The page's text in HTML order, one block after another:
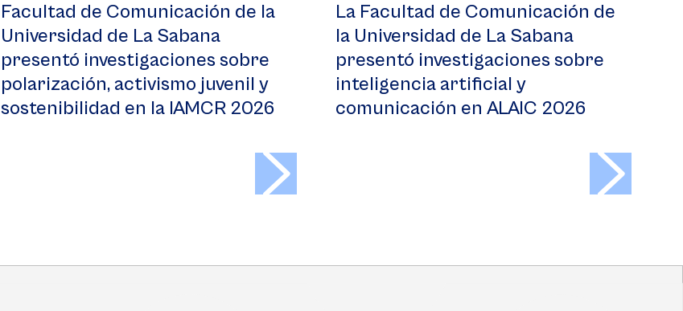
Facultad de Comunicación de la
Universidad de La Sabana
presentó investigaciones sobre
polarización, activismo juvenil y
sostenibilidad en la IAMCR 2026
La Facultad de Comunicación de
la Universidad de La Sabana
presentó investigaciones sobre
inteligencia artificial y
comunicación en ALAIC 2026